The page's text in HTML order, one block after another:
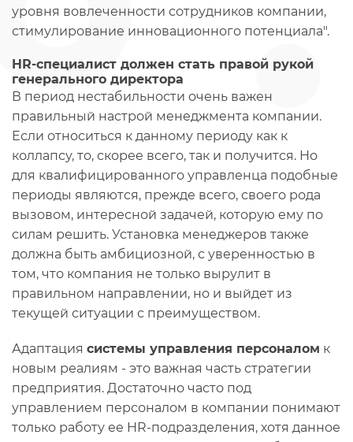
уровня вовлеченности сотрудников компании,
стимулирование инновационного потенциала".
HR-специалист должен стать правой рукой
генерального директора
В период нестабильности очень важен
правильный настрой менеджмента компании.
Если относиться к данному периоду как к
коллапсу, то, скорее всего, так и получится. Но
для квалифицированного управленца подобные
периоды являются, прежде всего, своего рода
вызовом, интересной задачей, которую ему по
силам решить. Установка менеджеров также
должна быть амбициозной, с уверенностью в
том, что компания не только вырулит в
правильном направлении, но и выйдет из
текущей ситуации с преимуществом.
Адаптация системы управления персоналом к
новым реалиям - это важная часть стратегии
предприятия. Достаточно часто под
управлением персоналом в компании понимают
только работу ее HR-подразделения, хотя данное